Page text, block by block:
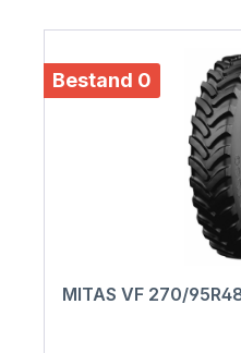
Bestand 0
MITAS VF 270/